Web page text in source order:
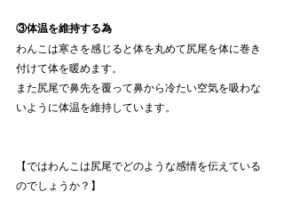
③体温を維持する為
わんこは寒さを感じると体を丸めて尻尾を体に巻き
付けて体を暖めます。
また尻尾で鼻先を覆って鼻から冷たい空気を吸わな
いように体温を維持しています。
【ではわんこは尻尾でどのような感情を伝えている
のでしょうか？】